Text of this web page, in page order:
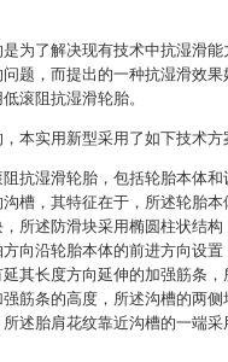
为了解决现有技术中抗湿滑能
题，而提出的一种抗湿滑效果
滚阻抗湿滑轮胎。
本实用新型采用了如下技术方
抗湿滑轮胎，包括轮胎本体和
槽，其特征在于，所述轮胎本
所述防滑块采用椭圆柱状结构
向沿轮胎本体的前进方向设置
其长度方向延伸的加强筋条，
筋条的高度，所述沟槽的两侧
述胎肩花纹靠近沟槽的一端采